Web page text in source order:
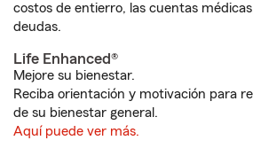
costos de entierro, las cuentas
deudas.
Life Enhanced®
Mejore su bienestar.
Reciba orientación y motivación para
de su bienestar general.
Aquí puede ver más.